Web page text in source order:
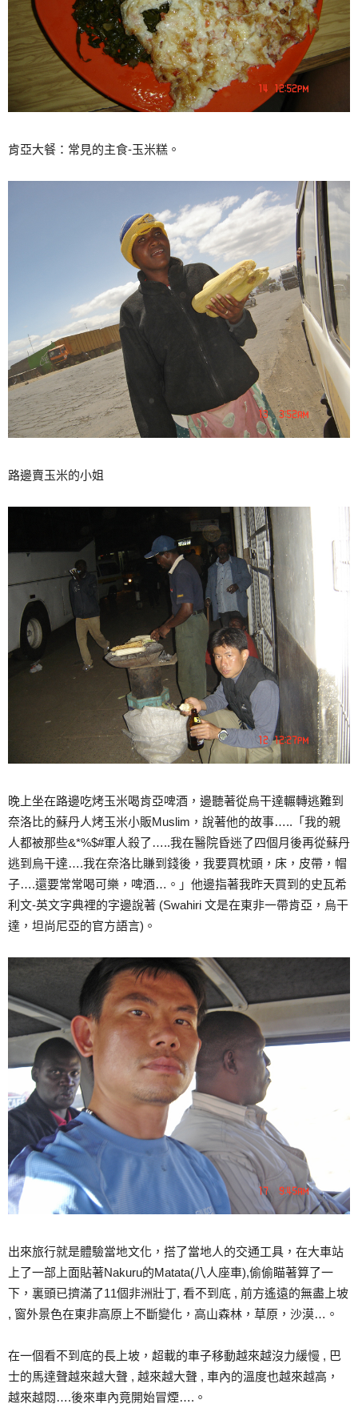
肯亞大餐：常見的主食-玉米糕。
路邊賣玉米的小姐
晚上坐在路邊吃烤玉米喝肯亞啤酒，邊聽著從烏干達輾轉逃難到
奈洛比的蘇丹人烤玉米小販Muslim，說著他的故事…..「我的親
人都被那些&*%$#軍人殺了…..我在醫院昏迷了四個月後再從蘇丹
逃到烏干達….我在奈洛比賺到錢後，我要買枕頭，床，皮帶，帽
子….還要常常喝可樂，啤酒…。」他邊指著我昨天買到的史瓦希
利文-英文字典裡的字邊說著 (Swahiri 文是在東非一帶肯亞，烏干
達，坦尚尼亞的官方語言)。
出來旅行就是體驗當地文化，搭了當地人的交通工具，在大車站
上了一部上面貼著Nakuru的Matata(八人座車),偷偷瞄著算了一
下，裏頭已擠滿了11個非洲壯丁, 看不到底 , 前方遙遠的無盡上坡
, 窗外景色在東非高原上不斷變化，高山森林，草原，沙漠…。
在一個看不到底的長上坡，超載的車子移動越來越沒力緩慢 , 巴
士的馬達聲越來越大聲 , 越來越大聲 , 車內的溫度也越來越高，
越來越悶….後來車內竟開始冒煙….。